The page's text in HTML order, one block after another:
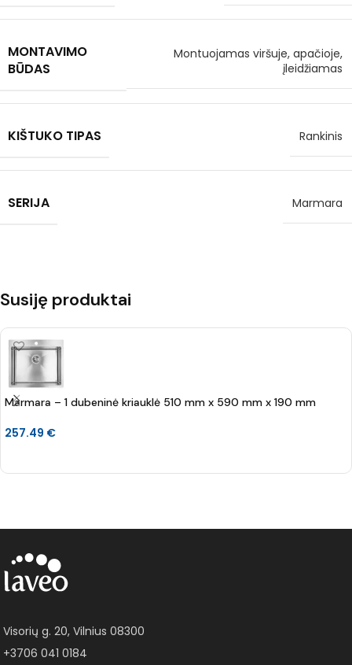
MONTAVIMO
BŪDAS
Montuojamas viršuje, apačioje,
įleidžiamas
KIŠTUKO TIPAS Rankinis
SERIJA Marmara
Susiję produktai
Marmara – 1 dubeninė kriauklė 510 mm x 590 mm x 190 mm
257.49 €
Visorių g. 20, Vilnius 08300
+3706 041 0184